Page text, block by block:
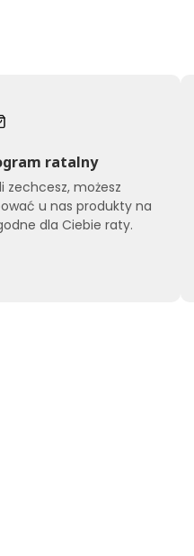
ratalny
zechcesz, możesz
u nas produkty na
dla Ciebie raty.